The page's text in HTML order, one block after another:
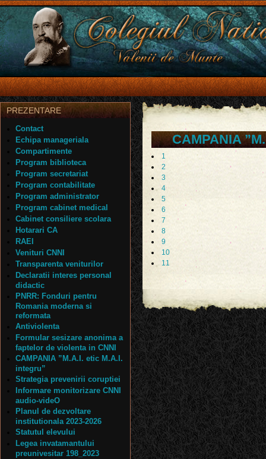
CAMPANIA
1
2
3
4
5
6
7
8
9
10
11
PREZENTARE
Contact
Echipa manageriala
Compartimente
Program biblioteca
Program secretariat
Program contabilitate
Program administrator
Program cabinet medical
Cabinet consiliere scolara
Hotarari CA
RAEI
Venituri CNNI
Transparenta veniturilor
Declaratii interes personal
didactic
PNRR: Fonduri pentru
Romania moderna si
reformata
Antiviolenta
Formular sesizare anonima a
faptelor de violenta in CNNI
CAMPANIA ”M.A.I. etic M.A.I.
integru”
Strategia prevenirii coruptiei
Informare monitorizare CNNI
audio-videO
Planul de dezvoltare
institutionala 2023-2026
Statutul elevului
Legea invatamantului
preunivesitar 198_2023